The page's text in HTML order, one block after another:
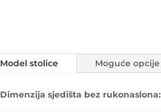
Model stolice Moguće opcije
Dimenzija sjedišta bez rukonaslona: